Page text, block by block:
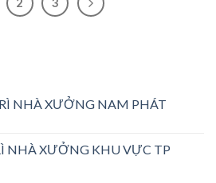
NHÀ XƯỞNG NAM PHÁT
NHÀ XƯỞNG KHU VỰC TP